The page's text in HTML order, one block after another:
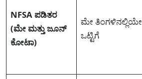
NFSA ಪಡಿತರ
(ಮೇ ಮತ್ತು ಜೂನ್
ಕೋಟಾ)
ಮೇ ತಿಂಗಳಿನಲ್ಲಿಯೇ
ಒಟ್ಟಿಗೆ